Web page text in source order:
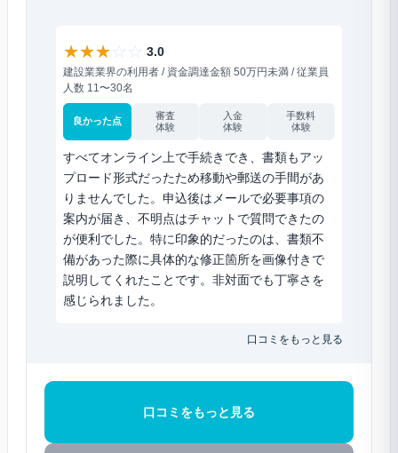
★★★☆ ☆ 3.0
建設業業界の利用者 / 資金調達金額 50万円未満 / 従業員
人数 11〜30名
良かった点
審査
体験
入金
体験
手数料
体験
すべてオンライン上で手続きでき、書類もアッ
プロード形式だったため移動や郵送の手間があ
りませんでした。申込後はメールで必要事項の
案内が届き、不明点はチャットで質問できたの
が便利でした。特に印象的だったのは、書類不
備があった際に具体的な修正箇所を画像付きで
説明してくれたことです。非対面でも丁寧さを
感じられました。
口コミをもっと見る
口コミをもっと見る